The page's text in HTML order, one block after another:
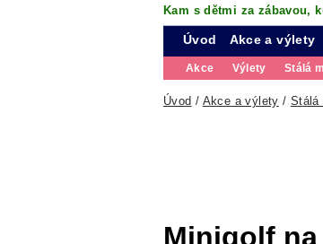
Kam s dětmi za zábavou,
Úvod Akce a výlety
Akce Výlety Stálá
Úvod / Akce a výlety / Stálá
Minigolf